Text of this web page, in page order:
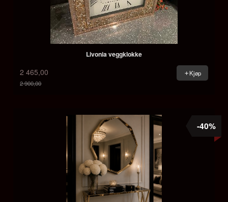
Livonia veggklokke
2 465,00
2 900,00
Kjøp
-40%